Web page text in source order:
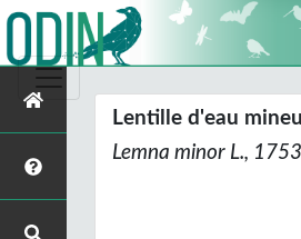
Lentille d'eau
Lemna minor L., 1753